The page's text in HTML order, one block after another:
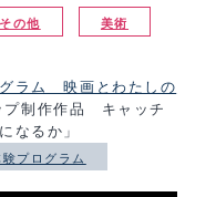
その他 美術
ラム 映画とわたしの
制作作品 キャッチ
なるか」
験プログラム